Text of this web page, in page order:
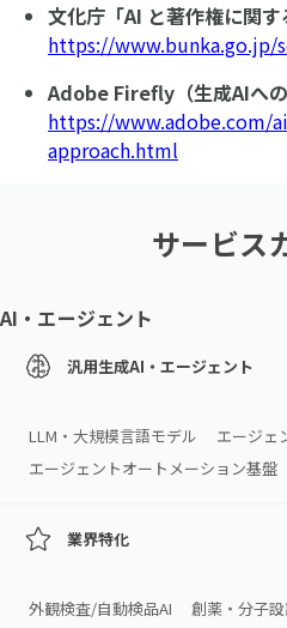
文化庁「AI と著作権に関す
https://www.bunka.go.jp/
Adobe Firefly（生成AIへの
https://www.adobe.com/
approach.html
サービス
AI・エージェント
汎用生成AI・エージェント
LLM・大規模言語モデル
エージェ
エージェントオートメーション基盤
業界特化
外観検査/自動検品AI
創薬・分子設